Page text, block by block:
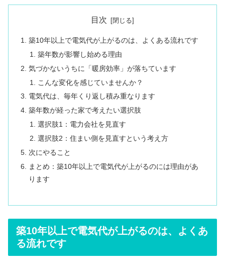
目次
築10年以上で電気代が上がるのは、よくある流れです
築年数が影響し始める理由
気づかないうちに「暖房効率」が落ちています
こんな変化を感じていませんか？
電気代は、毎年くり返し積み重なります
築年数が経った家で考えたい選択肢
選択肢1：電力会社を見直す
選択肢2：住まい側を見直すという考え方
次にやること
まとめ：築10年以上で電気代が上がるのには理由があ
ります
築10年以上で電気代が上がるのは、よくあ
る流れです